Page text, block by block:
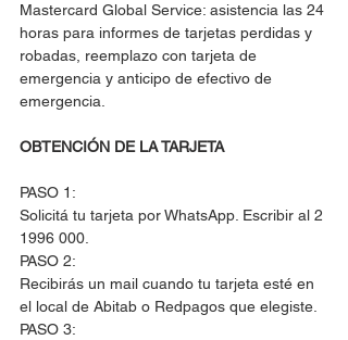
Mastercard Global Service: asistencia las 24
horas para informes de tarjetas perdidas y
robadas, reemplazo con tarjeta de
emergencia y anticipo de efectivo de
emergencia.
OBTENCIÓN DE LA TARJETA
PASO 1:
Solicitá tu tarjeta por WhatsApp. Escribir al 2
1996 000.
PASO 2:
Recibirás un mail cuando tu tarjeta esté en
el local de Abitab o Redpagos que elegiste.
PASO 3: